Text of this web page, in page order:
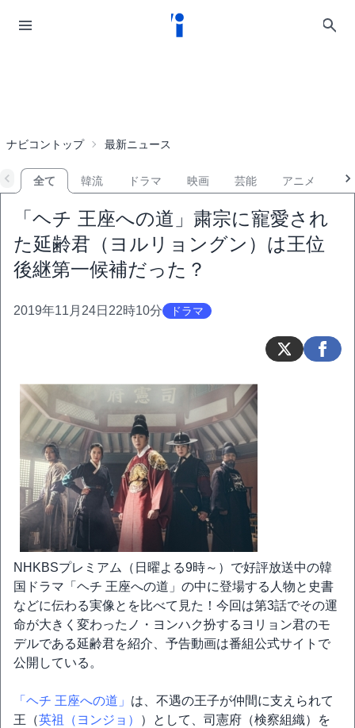
ナビコントップ 最新ニュース
全て 韓流 ドラマ 映画 芸能 アニメ
「ヘチ 王座への道」粛宗に寵愛され
た延齢君（ヨルリョングン）は王位
後継第一候補だった？
2019年11月24日22時10分 ドラマ
NHKBSプレミアム（日曜よる9時～）で好評放送中の韓
国ドラマ「ヘチ 王座への道」の中に登場する人物と史書
などに伝わる実像とを比べて見た！今回は第3話でその運
命が大きく変わったノ・ヨンハク扮するヨリョン君のモ
デルである延齢君を紹介、予告動画は番組公式サイトで
公開している。
「ヘチ 王座への道」 は、不遇の王子が仲間に支えられて
王（英祖（ヨンジョ）
）として、司憲府（検察組織）を